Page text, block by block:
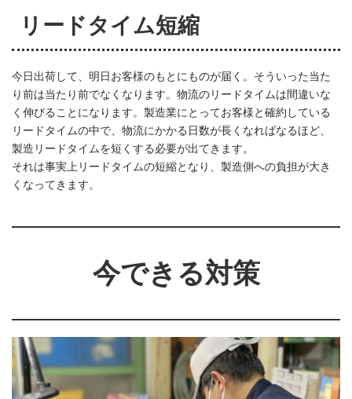
リードタイム短縮
今日出荷して、明日お客様のもとにものが届く。そういった当た
り前は当たり前でなくなります。物流のリードタイムは間違いな
く伸びることになります。製造業にとってお客様と確約している
リードタイムの中で、物流にかかる日数が長くなればなるほど、
製造リードタイムを短くする必要が出てきます。
それは事実上リードタイムの短縮となり、製造側への負担が大き
くなってきます。
今できる対策